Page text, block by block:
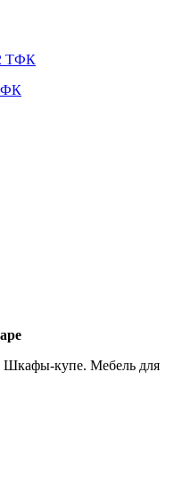
Шкафы-купе. Мебель для